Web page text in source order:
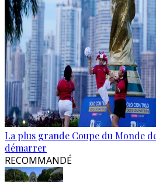
La plus grande Coupe du Monde
démarrer
RECOMMANDÉ